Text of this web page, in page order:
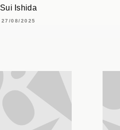
Sui Ishida
27/08/2025